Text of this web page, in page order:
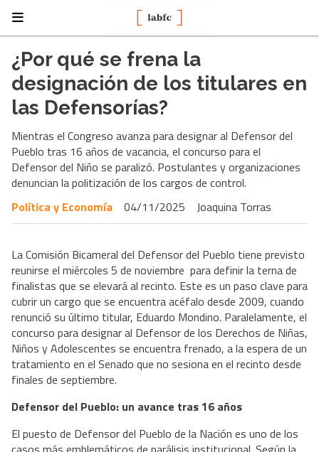
¿Por qué se frena la
designación de los titulares en
las Defensorías?
Mientras el Congreso avanza para designar al Defensor del
Pueblo tras 16 años de vacancia, el concurso para el
Defensor del Niño se paralizó. Postulantes y organizaciones
denuncian la politización de los cargos de control.
Política y Economía
04/11/2025 Joaquina Torras
La Comisión Bicameral del Defensor del Pueblo tiene previsto
reunirse el miércoles 5 de noviembre para definir la terna de
finalistas que se elevará al recinto. Este es un paso clave para
cubrir un cargo que se encuentra acéfalo desde 2009, cuando
renunció su último titular, Eduardo Mondino. Paralelamente, el
concurso para designar al Defensor de los Derechos de Niñas,
Niños y Adolescentes se encuentra frenado, a la espera de un
tratamiento en el Senado que no sesiona en el recinto desde
finales de septiembre.
Defensor del Pueblo: un avance tras 16 años
El puesto de Defensor del Pueblo de la Nación es uno de los